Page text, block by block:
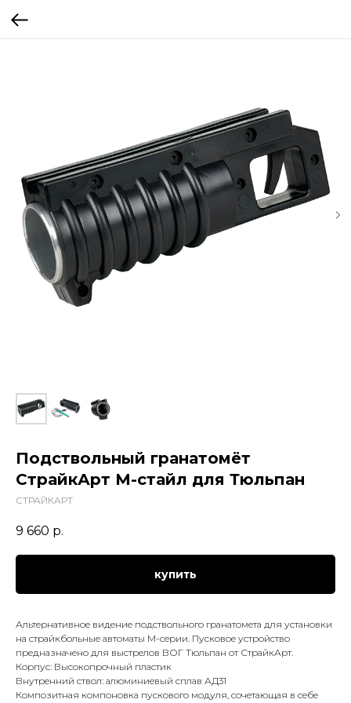
Подствольный гранатомёт
СтрайкАрт М-стайл для Тюльпан
СТРАЙКАРТ
9 660 р.
купить
Альтернативное видение подствольного гранатомета для установки
на страйкбольные автоматы М-серии. Пусковое устройство
предназначено для выстрелов ВОГ Тюльпан от СтрайкАрт.
Корпус: Высокопрочный пластик
Внутренний ствол: алюминиевый сплав АД31
Композитная компоновка пускового модуля, сочетающая в себе